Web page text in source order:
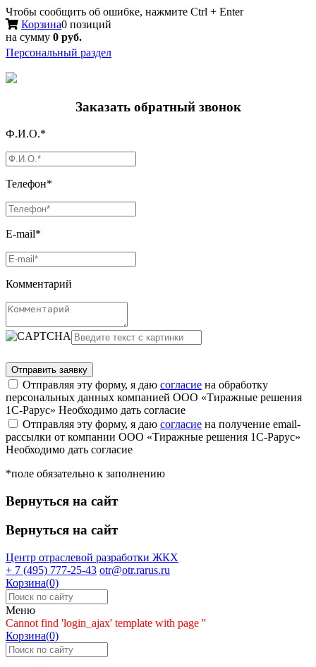
Чтобы сообщить об ошибке, нажмите Ctrl + Enter
Корзина0 позиций
на сумму 0 руб.
Персональный раздел
Заказать обратный звонок
Ф.И.О.*
Телефон*
E-mail*
Комментарий
Отправляя эту форму, я даю согласие на обработку
персональных данных компанией ООО «Тиражные решения
1С-Рарус» Необходимо дать согласие
Отправляя эту форму, я даю согласие на получение email-
рассылки от компании ООО «Тиражные решения 1С-Рарус»
Необходимо дать согласие
*поле обязательно к заполнению
Вернуться на сайт
Вернуться на сайт
Центр отраслевой разработки ЖКХ
+ 7 (495) 777-25-43 otr@otr.rarus.ru
Корзина(0)
Меню
Cannot find 'login_ajax' template with page ''
Корзина(0)